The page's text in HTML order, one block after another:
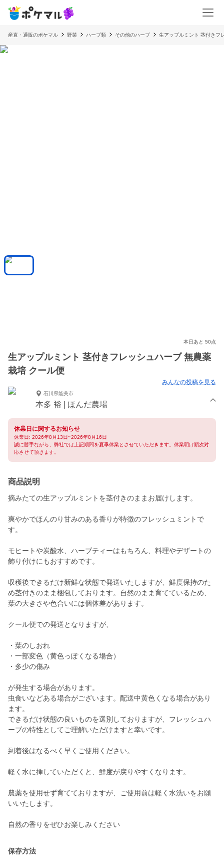
産直・通販のポケマル 野菜 ハーブ類 その他のハーブ 生アップルミント 茎付きフ
本日あと 50点
生アップルミント 茎付きフレッシュハーブ 無農薬
栽培 クール便
みんなの投稿を見る
石川県能美市
本多 裕 | ほんだ農場
休業日に関するお知らせ
休業日: 2026年8月13日~2026年8月16日
誠に勝手ながら、弊社では上記期間を夏季休業とさせていただきます。休業明け順次対
応させて頂きます。
商品説明
摘みたての生アップルミントを茎付きのままお届けします。
爽やかでほんのり甘みのある香りが特徴のフレッシュミントで
す。
モヒートや炭酸水、ハーブティーはもちろん、料理やデザートの
飾り付けにもおすすめです。
収穫後できるだけ新鮮な状態で発送いたしますが、鮮度保持のた
め茎付きのまま梱包しております。自然のまま育てているため、
葉の大きさや色合いには個体差があります。
クール便での発送となりますが、
・葉のしおれ
・一部変色（黄色っぽくなる場合）
・多少の傷み
が発生する場合があります。
虫食いなどある場合がございます。配送中黄色くなる場合があり
ます。
できるだけ状態の良いものを選別しておりますが、フレッシュハ
ーブの特性としてご理解いただけますと幸いです。
到着後はなるべく早くご使用ください。
軽く水に挿していただくと、鮮度が戻りやすくなります。
農薬を使用せず育てておりますが、ご使用前は軽く水洗いをお願
いいたします。
自然の香りをぜひお楽しみください
保存方法